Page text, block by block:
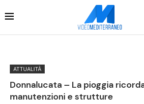
ATTUALITÀ
Donnalucata – La pioggia
manutenzioni e strutture